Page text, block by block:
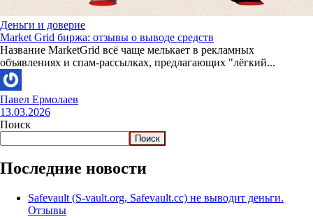
Деньги и доверие
Market Grid биржа: отзывы о выводе средств
Название MarketGrid всё чаще мелькает в рекламных
объявлениях и спам-рассылках, предлагающих "лёгкий...
Павел Ермолаев
13.03.2026
Поиск
Поиск
Последние новости
Safevault (S-vault.org, Safevault.cc) не выводит деньги.
Отзывы